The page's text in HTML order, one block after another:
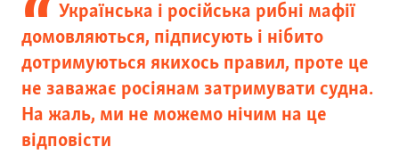
Українська і російська рибні мафії
домовляються, підписують і нібито
дотримуються якихось правил, проте це
не заважає росіянам затримувати судна.
На жаль, ми не можемо нічим на це
відповісти